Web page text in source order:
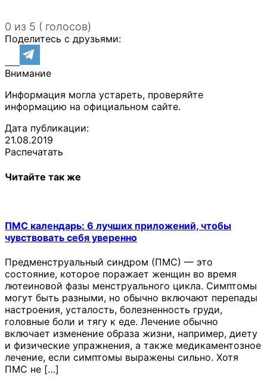
0 из 5 ( голосов)
Поделитесь с друзьями:
Внимание
Информация могла устареть, проверяйте
информацию на официальном сайте.
Дата публикации:
21.08.2019
Распечатать
Читайте так же
ПМС календарь: 6 лучших приложений, чтобы
чувствовать себя уверенно
Предменструальный синдром (ПМС) — это
состояние, которое поражает женщин во время
лютеиновой фазы менструального цикла. Симптомы
могут быть разными, но обычно включают перепады
настроения, усталость, болезненность груди,
головные боли и тягу к еде. Лечение обычно
включает изменение образа жизни, например, диету
и физические упражнения, а также медикаментозное
лечение, если симптомы выражены сильно. Хотя
ПМС не […]